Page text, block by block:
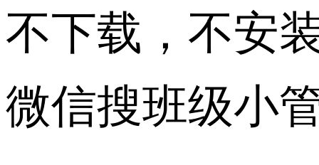
不下载，不安
微信搜班级小